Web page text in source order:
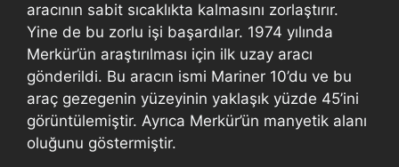
aracının sabit sıcaklıkta kalmasını zorlaştırır.
Yine de bu zorlu işi başardılar. 1974 yılında
Merkür’ün araştırılması için ilk uzay aracı
gönderildi. Bu aracın ismi Mariner 10’du ve bu
araç gezegenin yüzeyinin yaklaşık yüzde 45’ini
görüntülemiştir. Ayrıca Merkür’ün manyetik alanı
oluğunu göstermiştir.